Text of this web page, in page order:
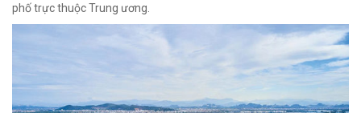
phố trực thuộc Trung ương.